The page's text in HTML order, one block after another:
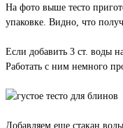
На фото выше тесто
упаковке. Видно, что
Если добавить 3 ст. воды
Работать с ним немного
Добавляем еще стакан